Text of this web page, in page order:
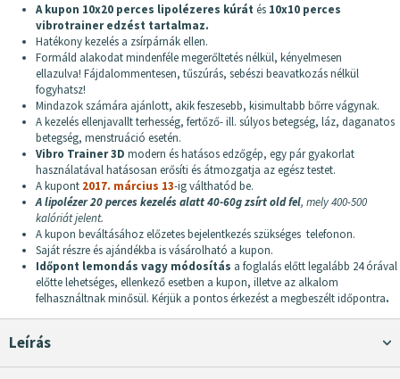
A kupon 10x20 perces lipolézeres kúrát és 10x10 perces
vibrotrainer edzést tartalmaz.
Hatékony kezelés a zsírpárnák ellen.
Formáld alakodat mindenféle megerőltetés nélkül, kényelmesen
ellazulva! Fájdalommentesen, tűszúrás, sebészi beavatkozás nélkül
fogyhatsz!
Mindazok számára ajánlott, akik feszesebb, kisimultabb bőrre vágynak.
A kezelés ellenjavallt terhesség, fertőző- ill. súlyos betegség, láz, daganatos
betegség, menstruáció esetén.
Vibro Trainer 3D modern és hatásos edzőgép, egy pár gyakorlat
használatával hatásosan erősíti és átmozgatja az egész testet.
A kupont 2017. március 13-ig válthatód be.
A lipolézer 20 perces kezelés alatt 40-60g zsírt old fel, mely 400-500
kalóriát jelent.
A kupon beváltásához előzetes bejelentkezés szükséges telefonon.
Saját részre és ajándékba is vásárolható a kupon.
Időpont lemondás vagy módosítás a foglalás előtt legalább 24 órával
előtte lehetséges, ellenkező esetben a kupon, illetve az alkalom
felhasználtnak minősül. Kérjük a pontos érkezést a megbeszélt időpontra.
Leírás